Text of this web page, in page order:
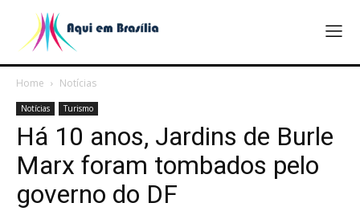
Home Notícias
Notícias Turismo
Há 10 anos, Jardins de Burle
Marx foram tombados pelo
governo do DF